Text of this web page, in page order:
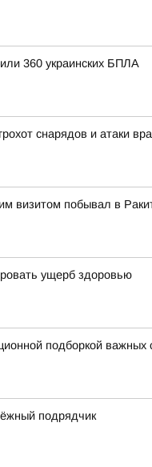
360 украинских БПЛА
снарядов и атаки
визитом побывал в
ущерб здоровью
подборкой
подрядчик